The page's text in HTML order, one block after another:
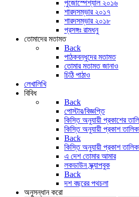
পুজোস্পেশ্যাল ২০১৬
শারদসম্ভার ২০১৭
শারদসম্ভার ২০১৮
প্রসঙ্গঃ রামধনু
তোমাদের মতামত
Back
পাঠকবন্ধুদের মতামত
তোমার মতামত জানাও
চিঠি পাঠাও
লেখালিখি
বিবিধ
Back
পোস্টার/বিজ্ঞপ্তি
কিস্তি অনুযায়ী প্রকাশের
কিস্তি অনুযায়ী প্রকাশ
Back
কিস্তি অনুযায়ী প্রকাশ
এ দেশ তোমার আমার
লকডাউন স্ক্র্যাপবুক
Back
দশ বছরের পথচলা
অনুসন্ধান করো